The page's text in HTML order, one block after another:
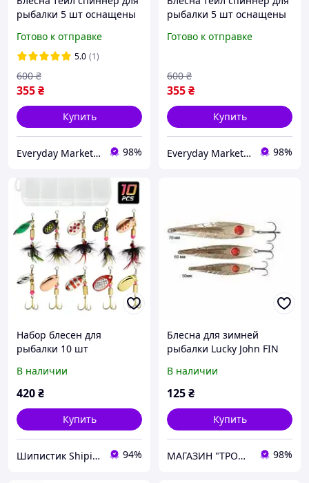
рыбалки 5 шт оснащены
кейсе 15 г, 65 мм
Готово к отправке
5.0 (1)
355₴
600 ₴
Купить
Everyday Market 0965612251 98%
рыбалки 5 шт оснащены
кейсе 7 г, 50 мм
Готово к отправке
355₴
600 ₴
Купить
Everyday Market 0965612251 98%
Набор блесен для
рыбалки 10 шт
В наличии
420₴
Купить
Шипистик Shipistik 94%
Блесна для зимней
рыбалки Lucky John FIN
В наличии
125₴
Купить
МАГАЗИН "ТРОФЕЙ" (Рибалка Спорт Туризм) 98%